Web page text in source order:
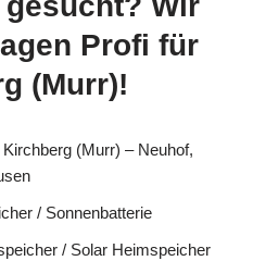
Profi für
(Murr)!
(Murr) – Neuhof,
/ Sonnenbatterie
/ Solar Heimspeicher